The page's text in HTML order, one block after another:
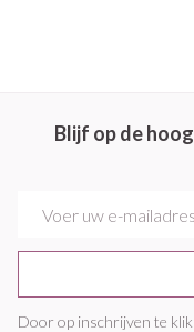
Blijf op de
Door op inschrijven te